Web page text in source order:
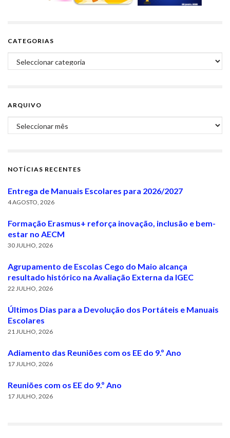
CATEGORIAS
Categorias
ARQUIVO
Arquivo
NOTÍCIAS RECENTES
Entrega de Manuais Escolares para 2026/2027
4 AGOSTO, 2026
Formação Erasmus+ reforça inovação, inclusão e bem-
estar no AECM
30 JULHO, 2026
Agrupamento de Escolas Cego do Maio alcança
resultado histórico na Avaliação Externa da IGEC
22 JULHO, 2026
Últimos Dias para a Devolução dos Portáteis e Manuais
Escolares
21 JULHO, 2026
Adiamento das Reuniões com os EE do 9.º Ano
17 JULHO, 2026
Reuniões com os EE do 9.º Ano
17 JULHO, 2026